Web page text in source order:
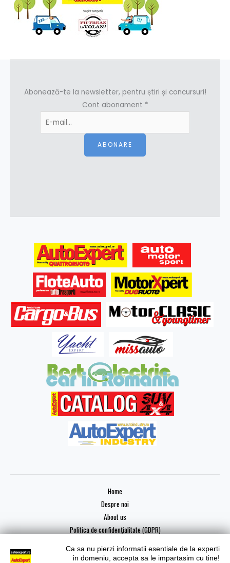
Abonează-te la newsletter, pentru știri și concursuri!
Cont abonament *
ABONARE
Home
Despre noi
About us
Politica de confidențialitate (GDPR)
Ca sa nu pierzi informatii esentiale de la experti
in domeniu, accepta sa le impartasim cu tine!